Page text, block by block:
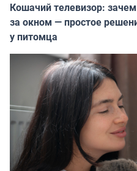
Кошачий телевизор:
за окном — простое
у питомца